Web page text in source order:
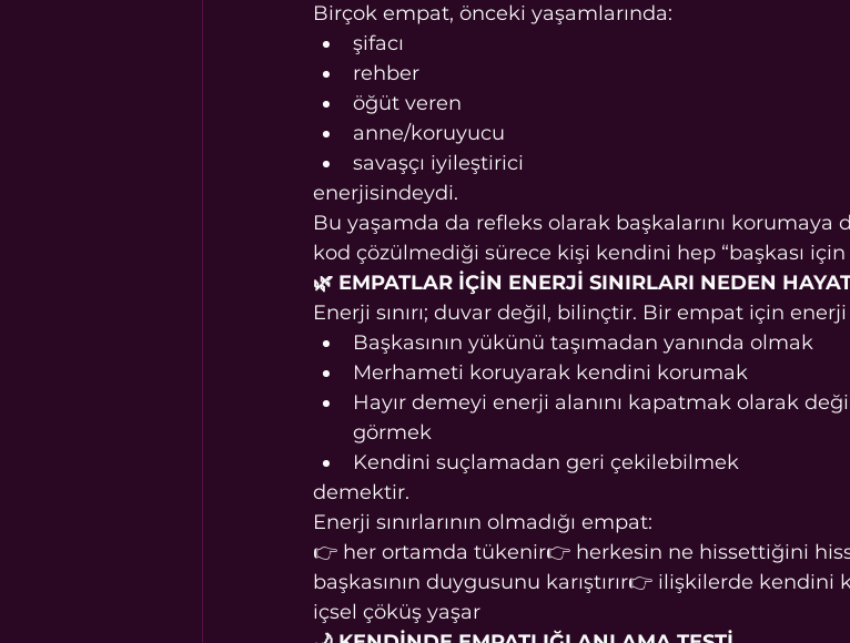
Birçok empat, önceki yaşamlarında:
şifacı
rehber
öğüt veren
anne/koruyucu
savaşçı iyileştirici
enerjisindeydi.
Bu yaşamda da refleks olarak başkalarını
kod çözülmediği sürece kişi kendini hep “başkası
🌿 EMPATLAR İÇİN ENERJİ SINIRLARI NEDEN
Enerji sınırı; duvar değil, bilinçtir. Bir empat için enerji
Başkasının yükünü taşımadan yanında olmak
Merhameti koruyarak kendini korumak
Hayır demeyi enerji alanını kapatmak olarak
görmek
Kendini suçlamadan geri çekilebilmek
demektir.
Enerji sınırlarının olmadığı empat:
👉 her ortamda tükenir👉 herkesin ne hissettiğini
başkasının duygusunu karıştırır👉 ilişkilerde
içsel çöküş yaşar